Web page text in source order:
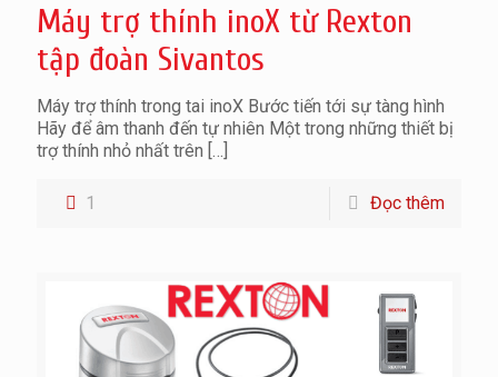
Máy trợ thính inoX từ Rexton
tập đoàn Sivantos
Máy trợ thính trong tai inoX Bước tiến tới sự tàng hình
Hãy để âm thanh đến tự nhiên Một trong những thiết bị
trợ thính nhỏ nhất trên […]
1 Đọc thêm